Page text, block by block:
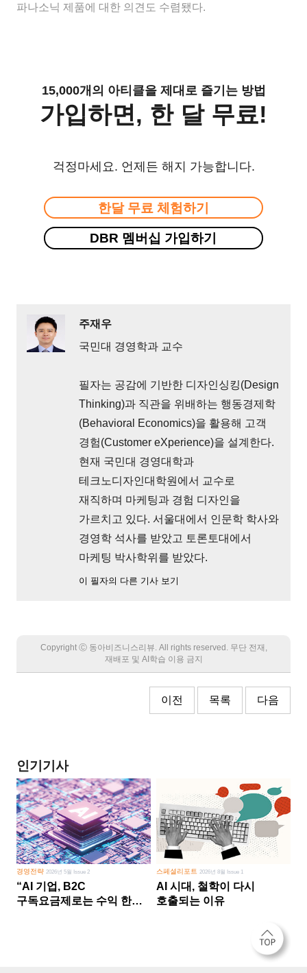
파나소닉 제품에 대한 의견도 수렴됐다.
15,000개의 아티클을 제대로 즐기는 방법
가입하면, 한 달 무료!
걱정마세요. 언제든 해지 가능합니다.
한달 무료 체험하기
DBR 멤버십 가입하기
주재우
국민대 경영학과 교수
필자는 공감에 기반한 디자인싱킹(Design
Thinking)과 직관을 위배하는 행동경제학
(Behavioral Economics)을 활용해 고객
경험(Customer eXperience)을 설계한다.
현재 국민대 경영대학과
테크노디자인대학원에서 교수로
재직하며 마케팅과 경험 디자인을
가르치고 있다. 서울대에서 인문학 학사와
경영학 석사를 받았고 토론토대에서
마케팅 박사학위를 받았다.
이 필자의 다른 기사 보기
Copyright Ⓒ 동아비즈니스리뷰. All rights reserved. 무단 전재,
재배포 및 AI학습 이용 금지
이전 목록 다음
인기기사
경영전략 2026년 5월 Issue 2
“AI 기업, B2C
구독요금제로는 수익 한계
스페셜리포트 2026년 8월 Issue 1
AI 시대, 철학이 다시
호출되는 이유